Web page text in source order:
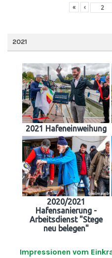
« ‹
2021
2021 Hafeneinweihung
2020/2021
Hafensanierung -
Arbeitsdienst "Stege
neu belegen"
Impressionen vom